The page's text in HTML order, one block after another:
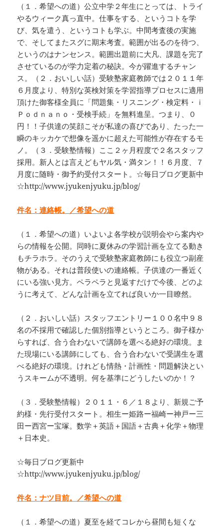
（１．希望への道）公立中学２年生にとっては、トライ
やるウィーク真っ直中。仕事をする、というコトを学
び、気を遣う、というコトも学ぶ。中間考査後の実施
で、そしてまたスグに期末考査。範囲が出るのを待つ、
というのはナンセンス。範囲出題前に大凡、課題を完了
させているのが学力定着の秘訣。今が躍進するチャン
ス。（２．おいしい話）受験塾家庭教師では２０１１年
６月度より、特別な英検対策を学習指導プロセスに適用
頂けた御客様全員に「問題集・リスニング・検定料・ｉ
Ｐｏｄｎａｎｏ・受検手続」を無料進呈。つまり、０
円！！子供達の笑顔こそが私達の喜びであり、たった一
瞬のキッカケで想像を遥かに超えた可能性が存在するモ
ノ。（３．受験塾情報）ここ２ヶ月程度で２名スタッフ
採用。新人とは言えどもヤル気・満タン！！６月度、７
月度に随時・御予約受付スタート。☆毎日ブログ更新中
☆http://www.jyukenjyuku.jp/blog/
件名：連絡帳。／希望への道
（１．希望への道）いよいよ各学校が説明会やら案内や
らの情報を公開。同時に夏休みの学習計画を立てる動き
もチラホラ。そのうえで受験塾家庭教師にも役立つ副産
物がある。それは普段使いの連絡帳。子供達の一番近く
にいる強い見方。ペラペラと見返すだけで今後、どのよ
うに考えて、どんな計画を立てれば良いか一目瞭然。
（２．おいしい話）スタッフエントリー１００名中９８
名の不採用で確認した個別指導というところ。御子様か
らすれば、合う合わないで講師を選べる絶好の環境。ま
た現場にいる講師にしても、合う合わないで受講生を選
べる絶好の環境。けれども情熱・計画性・問題解決とい
うスキームが不透明。何を基準にどうしたいのか！？
（３．受験塾情報）２０１１・６／１８より、新規ご予
約様・先行受付スタート。相生ー姫路ー福崎ー神戸ー三
田ー西宮ー宝塚。数学＋英語＋国語＋古典＋化学＋物理
＋日本史。
☆毎日ブログ更新中
☆http://www.jyukenjyuku.jp/blog/
件名：ナツ目前。／希望への道
（１．希望への道）夏至を経てコレから昼間も短くな